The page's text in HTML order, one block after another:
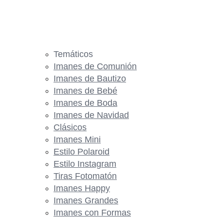
Temáticos
Imanes de Comunión
Imanes de Bautizo
Imanes de Bebé
Imanes de Boda
Imanes de Navidad
Clásicos
Imanes Mini
Estilo Polaroid
Estilo Instagram
Tiras Fotomatón
Imanes Happy
Imanes Grandes
Imanes con Formas